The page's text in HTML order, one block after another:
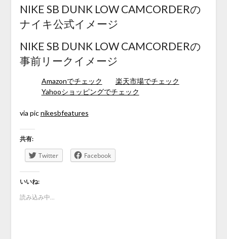
NIKE SB DUNK LOW CAMCORDERの
ナイキ公式イメージ
NIKE SB DUNK LOW CAMCORDERの
事前リークイメージ
Amazonでチェック
楽天市場でチェック
Yahooショッピングでチェック
via picnikesbfeatures
共有:
Twitter Facebook
いいね:
読み込み中...